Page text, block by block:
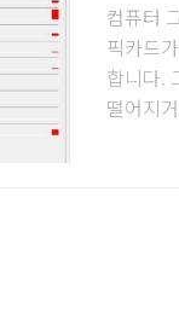
컴퓨터
픽카드
합니다.
떨어지